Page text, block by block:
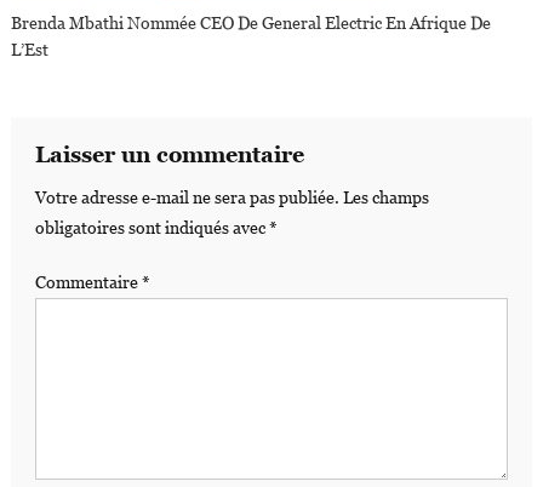
Brenda Mbathi Nommée CEO De General Electric En Afrique De
L’Est
Laisser un commentaire
Votre adresse e-mail ne sera pas publiée. Les champs
obligatoires sont indiqués avec*
Commentaire*